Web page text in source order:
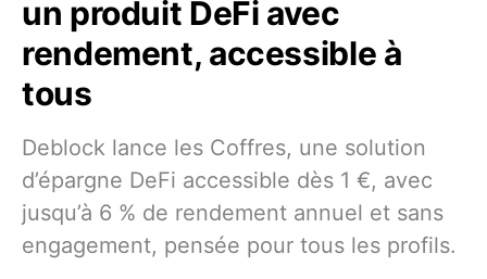
un produit DeFi avec
rendement, accessible à
tous
Deblock lance les Coffres, une solution
d’épargne DeFi accessible dès 1 €, avec
jusqu’à 6 % de rendement annuel et sans
engagement, pensée pour tous les profils.